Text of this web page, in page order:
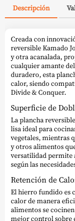
Descripción
Creada con
reversible Kamado
y otra acanalada,
cualquier amante
duradero, esta
calor, siendo
Divide & Conquer.
Superficie de
La plancha
lisa ideal para
vegetales, mientras
y otros alimentos
versatilidad permite
según las
Retención de
El hierro fundido es
calor de manera
alimentos se
mejor control sobre